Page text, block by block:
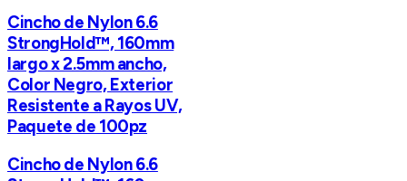
Cincho de Nylon 6.6
StrongHold™, 160mm
largo x 2.5mm ancho,
Color Negro, Exterior
Resistente a Rayos UV,
Paquete de 100pz
Cincho de Nylon 6.6